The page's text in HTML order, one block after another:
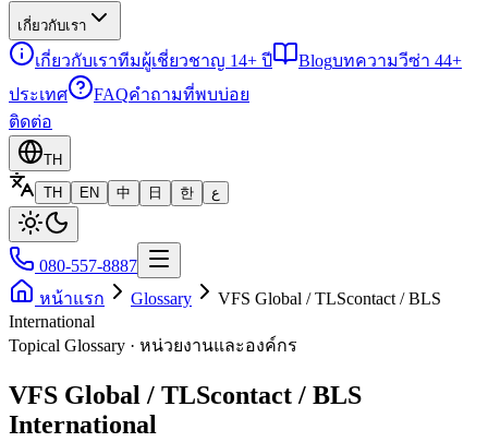
เกี่ยวกับเรา
เกี่ยวกับเราทีมผู้เชี่ยวชาญ 14+ ปี Blogบทความวีซ่า 44+
ประเทศ
FAQคำถามที่พบบ่อย
ติดต่อ
TH
TH
EN 中 日 한 ع
080-557-8887
หน้าแรก
Glossary
VFS Global / TLScontact / BLS
International
Topical Glossary · หน่วยงานและองค์กร
VFS Global / TLScontact / BLS
International